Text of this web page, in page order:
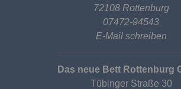
72108 Rottenburg
07472-94543
E-Mail schreiben
Das neue Bett Rottenburg
Tübinger Straße 30